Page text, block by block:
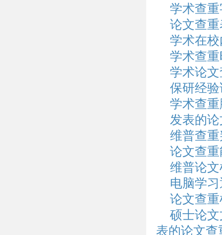
学术查
论文查
学术在
学术查
学术论
保研经
学术查
发表的
维普查
论文查
维普论
电脑学
论文查
硕士论
表的论文查